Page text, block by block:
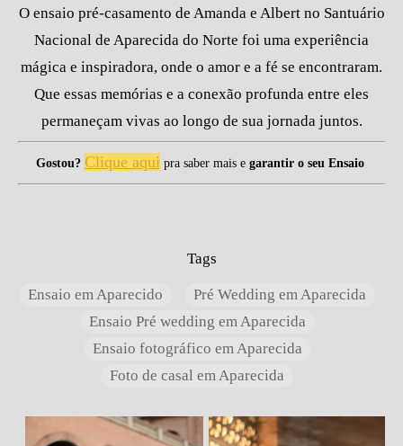
O ensaio pré-casamento de Amanda e Albert no Santuário
Nacional de Aparecida do Norte foi uma experiência
mágica e inspiradora, onde o amor e a fé se encontraram.
Que essas memórias e a conexão profunda entre eles
permaneçam vivas ao longo de sua jornada juntos.
Gostou? Clique aqui pra saber mais e garantir o seu Ensaio
Tags
Ensaio em Aparecido
Pré Wedding em Aparecida
Ensaio Pré wedding em Aparecida
Ensaio fotográfico em Aparecida
Foto de casal em Aparecida